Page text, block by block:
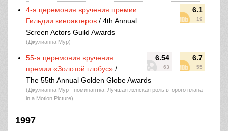
6.1
19
4-я церемония вручения премии
Гильдии киноактеров / 4th Annual
Screen Actors Guild Awards
(Джулианна Мур)
6.54
63
6.7
55
55-я церемония вручения
премии «Золотой глобус» /
The 55th Annual Golden Globe Awards
(Джулианна Мур - номинантка: Лучшая женская роль второго плана
in a Motion Picture)
1997